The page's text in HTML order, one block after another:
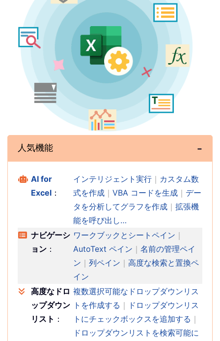
人気機能
AI for
Excel ：
インテリジェント実行 ｜ カスタム数
式を作成 ｜ VBA コードを生成 ｜ デー
タを分析してグラフを作成 ｜ 拡張機
能を呼び出し…
ナビゲーシ
ョン ：
ワークブックとシートペイン ｜
AutoText ペイン ｜ 名前の管理ペイ
ン ｜ 列ペイン ｜ 高度な検索と置換ペ
イン
高度なドロ
ップダウン
リスト ：
複数選択可能なドロップダウンリス
トを作成する ｜ ドロップダウンリス
トにチェックボックスを追加する ｜
ドロップダウンリストを検索可能に